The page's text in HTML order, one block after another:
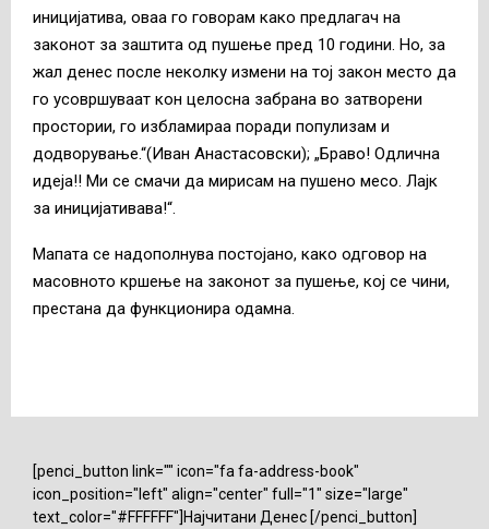
иницијатива, оваа го говорам како предлагач на
законот за заштита од пушење пред 10 години. Но, за
жал денес после неколку измени на тој закон место да
го усовршуваат кон целосна забрана во затворени
простории, го избламираа поради популизам и
додворување.“(Иван Анастасовски); „Браво! Одлична
идеја!! Ми се смачи да мирисам на пушено месо. Лајк
за иницијативава!“.
Мапата се надополнува постојано, како одговор на
масовното кршење на законот за пушење, кој се чини,
престана да функционира одамна.
[penci_button link="" icon="fa fa-address-book"
icon_position="left" align="center" full="1" size="large"
text_color="#FFFFFF"]Најчитани Денес [/penci_button]